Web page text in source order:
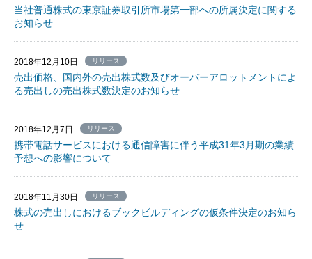
当社普通株式の東京証券取引所市場第一部への所属決定に関する
お知らせ
2018年12月10日 リリース
売出価格、国内外の売出株式数及びオーバーアロットメントによ
る売出しの売出株式数決定のお知らせ
2018年12月7日 リリース
携帯電話サービスにおける通信障害に伴う平成31年3月期の業績
予想への影響について
2018年11月30日 リリース
株式の売出しにおけるブックビルディングの仮条件決定のお知ら
せ